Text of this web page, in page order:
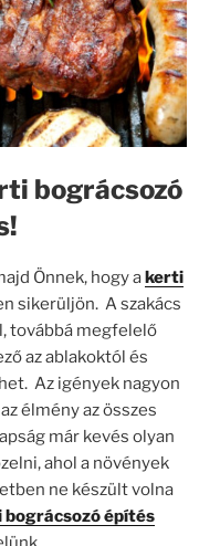
bográcsozó
Önnek, hogy akerti
sikerüljön. A szakács
továbbá megfelelő
az ablakoktól és
Az igények nagyon
élmény az összes
már kevés olyan
ahol a növények
ne készült volna
építés